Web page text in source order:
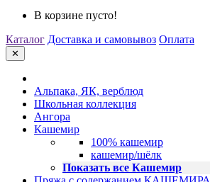
В корзине пусто!
Каталог Доставка и самовывоз Оплата
✕
Альпака, ЯК, верблюд
Школьная коллекция
Ангора
Кашемир
100% кашемир
кашемир/шёлк
Показать все Кашемир